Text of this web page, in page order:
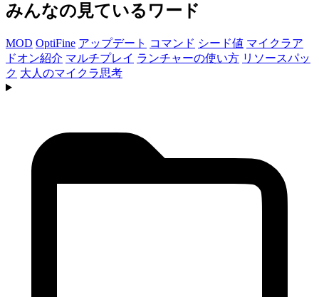
みんなの見ているワード
MOD OptiFine アップデート コマンド シード値 マイクラア
ドオン紹介 マルチプレイ ランチャーの使い方 リソースパッ
ク 大人のマイクラ思考